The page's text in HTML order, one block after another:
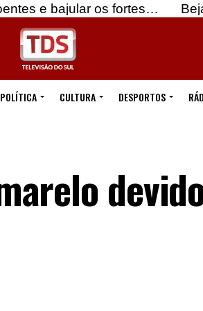
os fortes… Beja:
POLÍTICA CULTURA DESPORTOS